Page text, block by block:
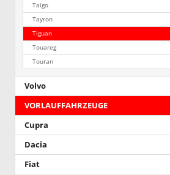
Taigo
Tayron
Tiguan
Touareg
Touran
Volvo
VORLAUFFAHRZEUGE
Cupra
Dacia
Fiat